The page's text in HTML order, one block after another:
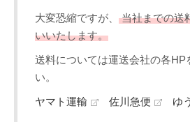
大変恐縮ですが、 当社までの送
いいたします。
送料については運送会社の各HP
い。
ヤマト運輸 佐川急便 ゆ